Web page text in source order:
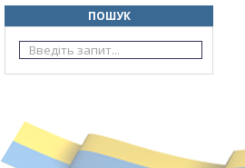
ПОШУК